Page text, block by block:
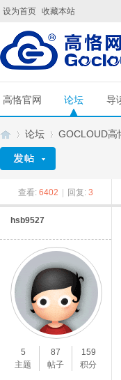
设为首页 收藏本站
高恪官网 论坛 导
论坛
›
GOCLOUD高
查看: 6402 回复: 3
hsb9527
5
主题
87
帖子
159
积分